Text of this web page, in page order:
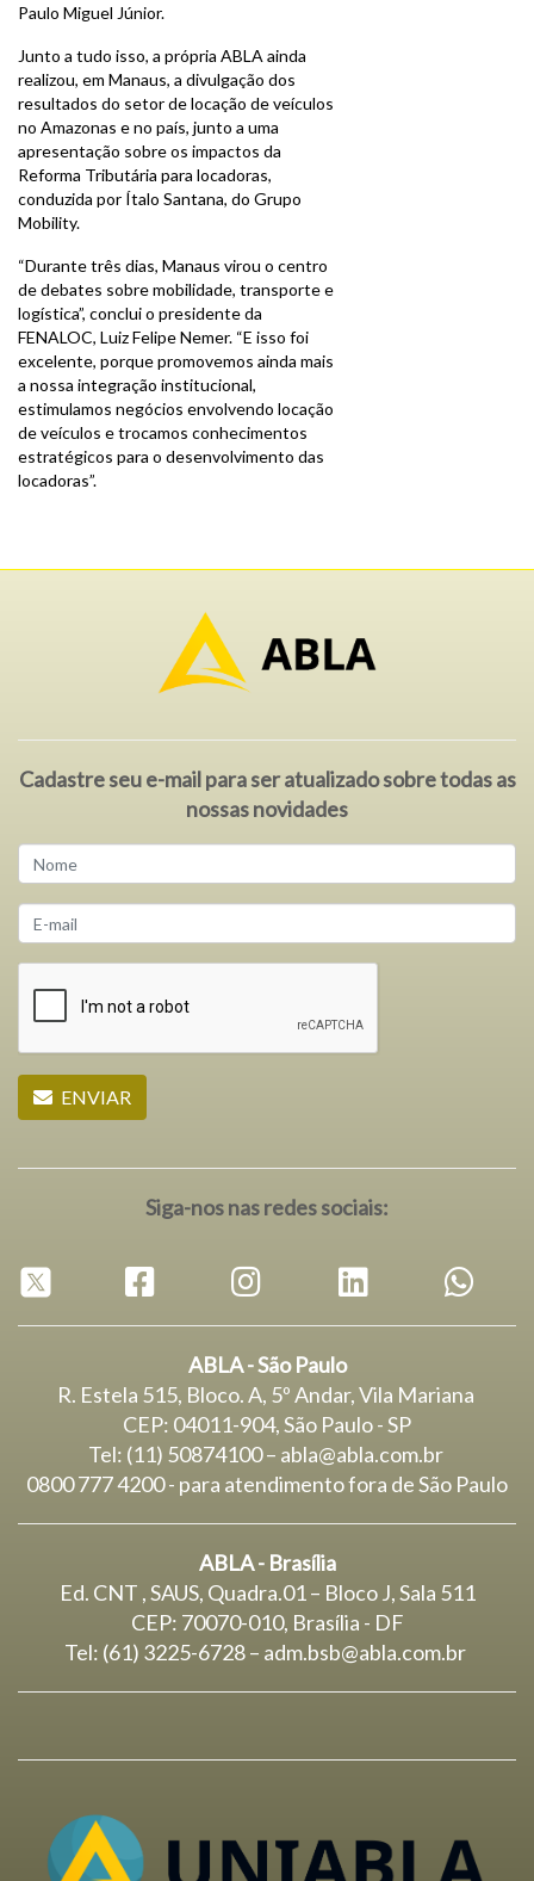
Paulo Miguel Júnior.
Junto a tudo isso, a própria ABLA ainda
realizou, em Manaus, a divulgação dos
resultados do setor de locação de veículos
no Amazonas e no país, junto a uma
apresentação sobre os impactos da
Reforma Tributária para locadoras,
conduzida por Ítalo Santana, do Grupo
Mobility.
“Durante três dias, Manaus virou o centro
de debates sobre mobilidade, transporte e
logística”, conclui o presidente da
FENALOC, Luiz Felipe Nemer. “E isso foi
excelente, porque promovemos ainda mais
a nossa integração institucional,
estimulamos negócios envolvendo locação
de veículos e trocamos conhecimentos
estratégicos para o desenvolvimento das
locadoras”.
Cadastre seu e-mail para ser atualizado sobre todas as
nossas novidades
ENVIAR
Siga-nos nas redes sociais:
ABLA - São Paulo
R. Estela 515, Bloco. A, 5º Andar, Vila Mariana
CEP: 04011-904, São Paulo - SP
Tel: (11) 50874100 – abla@abla.com.br
0800 777 4200 - para atendimento fora de São Paulo
ABLA - Brasília
Ed. CNT , SAUS, Quadra.01 – Bloco J, Sala 511
CEP: 70070-010, Brasília - DF
Tel: (61) 3225-6728 – adm.bsb@abla.com.br